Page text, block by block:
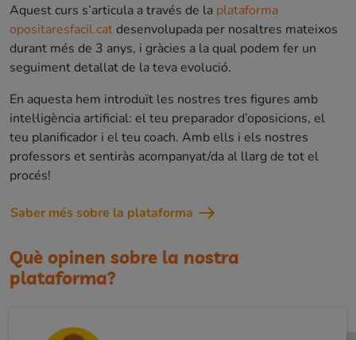
Aquest curs s’articula a través de la plataforma
opositaresfacil.catdesenvolupada per nosaltres mateixos
durant més de 3 anys, i gràcies a la qual podem fer un
seguiment detallat de la teva evolució.
En aquesta hem introduït les nostres tres figures amb
intel·ligència artificial: el teu preparador d’oposicions, el
teu planificador i el teu coach. Amb ells i els nostres
professors et sentiràs acompanyat/da al llarg de tot el
procés!
Saber més sobre la plataforma
Què opinen sobre la nostra
plataforma?